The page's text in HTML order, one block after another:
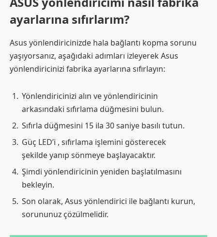
ayarlarına sıfırlarım?
Asus yönlendiricinizde hala bağlantı kopma sorunu
yaşıyorsanız, aşağıdaki adımları izleyerek Asus
yönlendiricinizi fabrika ayarlarına sıfırlayın:
Yönlendiricinizi alın ve yönlendiricinin
arkasındaki sıfırlama düğmesini bulun.
Sıfırla düğmesini 15 ila 30 saniye basılı tutun.
Güç LED’i , sıfırlama işlemini gösterecek
şekilde yanıp sönmeye başlayacaktır.
Şimdi yönlendiricinin yeniden başlatılmasını
bekleyin.
Son olarak, Asus yönlendirici ile bağlantı kurun,
sorununuz çözülmelidir.